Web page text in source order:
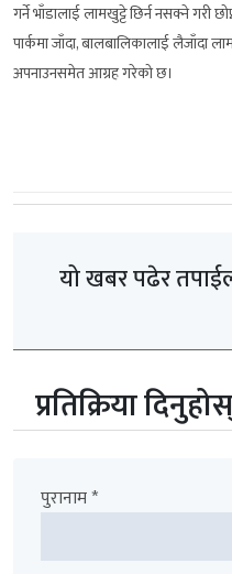
गर्ने भाँडालाई लामखुट्टे छिर्न नसक्ने गरी
पार्कमा जाँदा, बालबालिकालाई लैजाँदा
अपनाउनसमेत आग्रह गरेको छ।
यो खबर पढेर
प्रतिक्रिया
पुरानाम *